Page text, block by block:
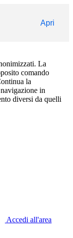
Apri
La
comando
la
in
diversi da quelli
Accedi all'area